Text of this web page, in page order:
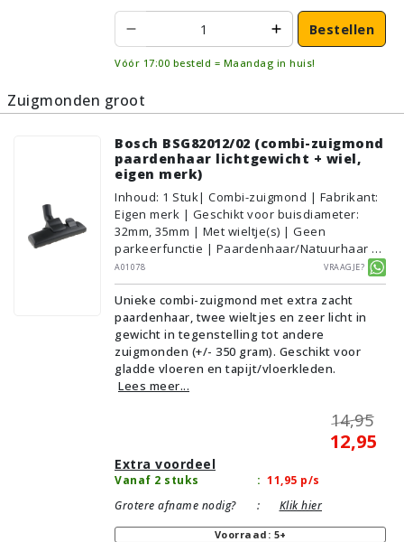
Bestellen
Vóór 17:00 besteld = Maandag in huis!
Zuigmonden groot
Bosch BSG82012/02 (combi-zuigmond
paardenhaar lichtgewicht + wiel,
eigen merk)
Inhoud: 1 Stuk| Combi-zuigmond | Fabrikant:
Eigen merk | Geschikt voor buisdiameter:
32mm, 35mm | Met wieltje(s) | Geen
parkeerfunctie | Paardenhaar/Natuurhaar |
Voor droog gebruik | Breedte: 26cm | Zonder
verlichting | Zonder kliksysteem | Zwart |
Alternatief | Geschikt voor vloertype:
Plavuizen/Tegels, Parket/Laminaat,
PVC/Vinyl, Tapijt/Vloerbedekking
A01078 Vraagje?
Unieke combi-zuigmond met extra zacht
paardenhaar, twee wieltjes en zeer licht in
gewicht in tegenstelling tot andere
zuigmonden (+/- 350 gram). Geschikt voor
gladde vloeren en tapijt/vloerkleden.
Lees meer...
14,95
12,95
Extra voordeel
Vanaf 2 stuks : 11,95 p/s
Grotere afname nodig?
: Klik hier
Voorraad: 5+